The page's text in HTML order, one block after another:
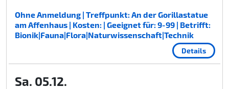
Ohne Anmeldung | Treffpunkt: An der Gorillastatue
am Affenhaus | Kosten: | Geeignet für: 9-99 | Betrifft:
Bionik|Fauna|Flora|Naturwissenschaft|Technik
Details
Sa. 05.12.